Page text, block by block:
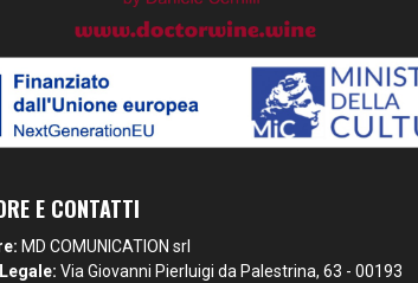
E CONTATTI
MD COMUNICATION srl
Via Giovanni Pierluigi da Palestrina, 63 - 00193